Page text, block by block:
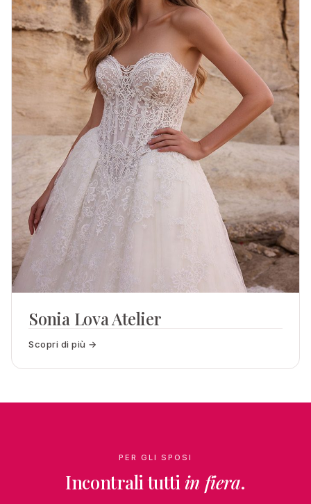
Sonia Lova Atelier
Scopri di più →
PER GLI SPOSI
Incontrali tuttiin fiera.